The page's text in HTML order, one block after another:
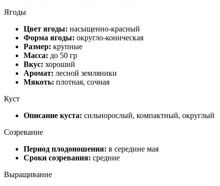
Ягоды
Цвет ягоды: насыщенно-красный
Форма ягоды: округло-коническая
Размер: крупные
Масса: до 50 гр
Вкус: хороший
Аромат: лесной земляники
Мякоть: плотная, сочная
Куст
Описание куста: сильнорослый, компактный, округлый
Созревание
Период плодоношения: в середине мая
Сроки созревания: средние
Выращивание